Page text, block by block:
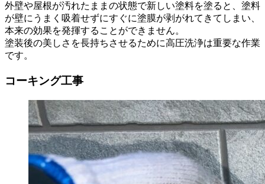
外壁や屋根が汚れたままの状態で新しい塗料を塗ると、塗料
が壁にうまく吸着せずにすぐに塗膜が剥がれてきてしまい、
本来の効果を発揮することができません。
塗装後の美しさを長持ちさせるために高圧洗浄は重要な作業
です。
コーキング工事